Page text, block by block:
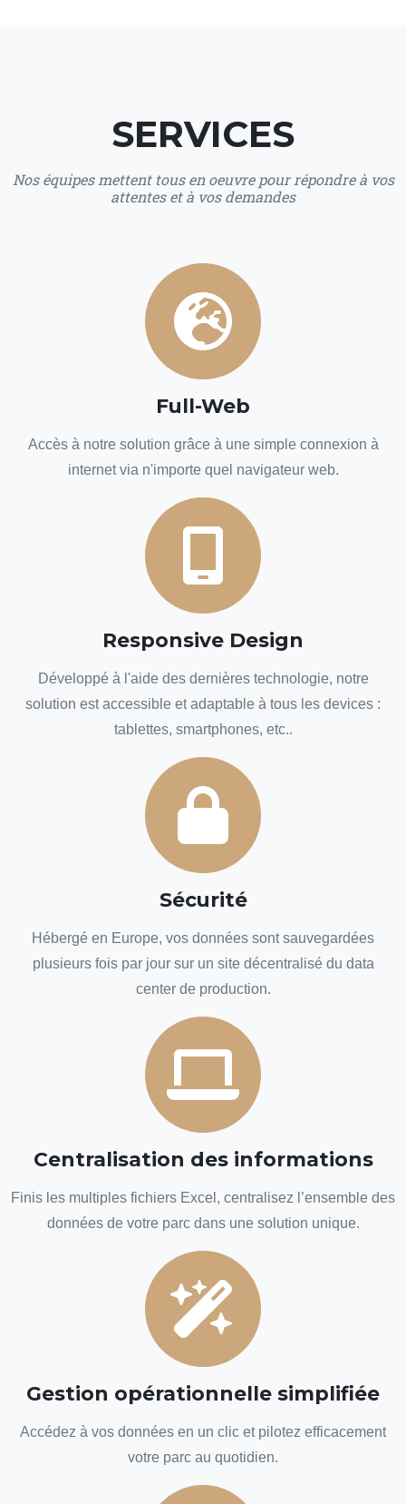
SERVICES
Nos équipes mettent tous en oeuvre pour répondre à vos
attentes et à vos demandes
Full-Web
Accès à notre solution grâce à une simple connexion à
internet via n'importe quel navigateur web.
Responsive Design
Développé à l'aide des dernières technologie, notre
solution est accessible et adaptable à tous les devices :
tablettes, smartphones, etc..
Sécurité
Hébergé en Europe, vos données sont sauvegardées
plusieurs fois par jour sur un site décentralisé du data
center de production.
Centralisation des informations
Finis les multiples fichiers Excel, centralisez l’ensemble des
données de votre parc dans une solution unique.
Gestion opérationnelle simplifiée
Accédez à vos données en un clic et pilotez efficacement
votre parc au quotidien.